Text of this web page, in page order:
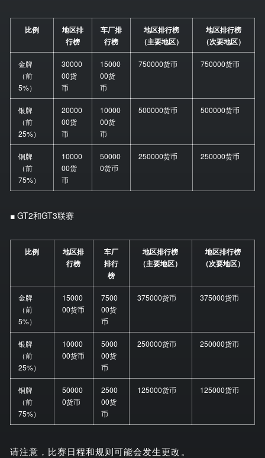
比例
地区排
行榜
车厂排
行榜
地区排行榜
（主要地区）
地区排行榜
（次要地区）
金牌
（前
5%）
30000
00货
币
15000
00货
币
750000货币 750000货币
银牌
（前
25%）
20000
00货
币
10000
00货
币
500000货币 500000货币
铜牌
（前
75%）
10000
00货
币
50000
0货币
250000货币 250000货币
■ GT2和GT3联赛
比例
地区排
行榜
车厂
排行
榜
地区排行榜
（主要地区）
地区排行榜
（次要地区）
金牌
（前
5%）
15000
00货币
7500
00货
币
375000货币 375000货币
银牌
（前
25%）
10000
00货币
5000
00货
币
250000货币 250000货币
铜牌
（前
75%）
50000
0货币
2500
00货
币
125000货币 125000货币
请注意，比赛日程和规则可能会发生更改。